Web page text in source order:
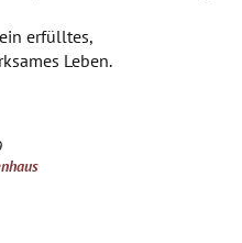
erfülltes,
Leben.
setzen ihre Ideen malerisch
an die künstlerische
Tuch ist ein Unikat und wir
umhüllenden und